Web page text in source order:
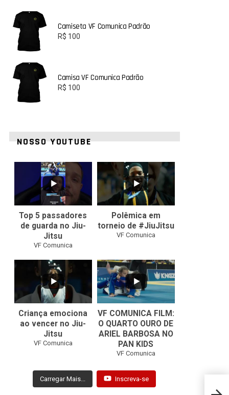
Camiseta VF Comunica Padrão
R$ 100
Camisa VF Comunica Padrão
R$ 100
NOSSO YOUTUBE
0
Top 5 passadores
de guarda no Jiu-
Jitsu
VF Comunica
46 1
Polêmica em
torneio de #JiuJitsu
VF Comunica
0
Criança emociona
ao vencer no Jiu-
Jitsu
VF Comunica
...
0
VF COMUNICA FILM:
O QUARTO OURO DE
ARIEL BARBOSA NO
PAN KIDS
VF Comunica
Carregar Mais... Inscreva-se